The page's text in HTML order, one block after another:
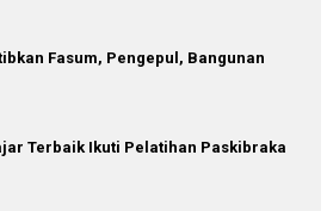
Fasum, Pengepul, Bangunan
Terbaik Ikuti Pelatihan Paskibraka